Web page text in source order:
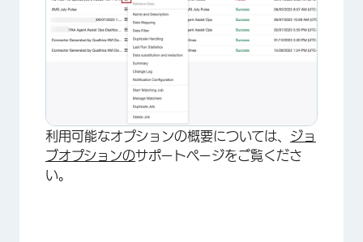
利用可能なオプションの概要については、 ジョ
ブオプションのサポートページをご覧くださ
い。